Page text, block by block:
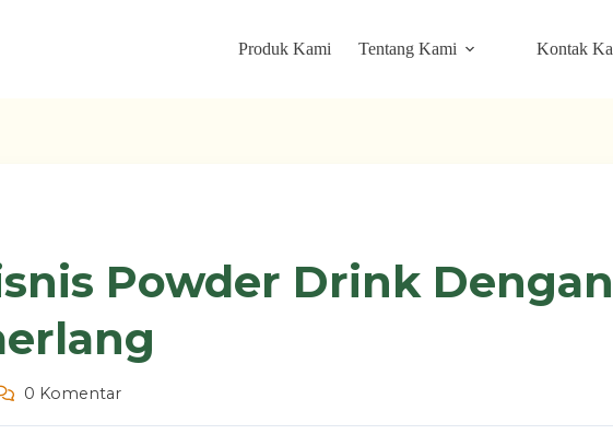
Produk Kami Tentang Kami Kontak
Powder Drink Dengan
0 Komentar